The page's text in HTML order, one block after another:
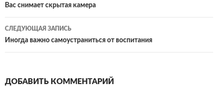
по
записям
Вас снимает скрытая камера
СЛЕДУЮЩАЯ ЗАПИСЬ
Иногда важно самоустраниться от воспитания
ДОБАВИТЬ КОММЕНТАРИЙ